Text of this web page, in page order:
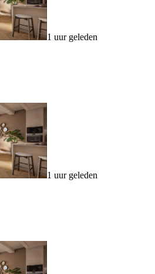
1 uur geleden
1 uur geleden